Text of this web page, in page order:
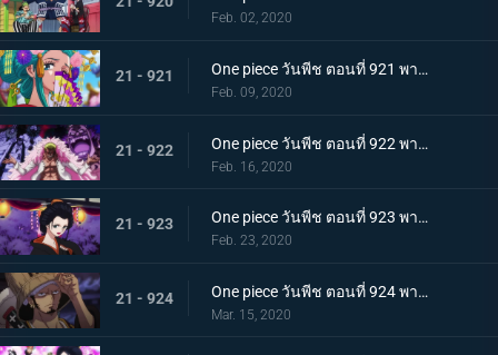
Feb. 02, 2020
21 - 921 One piece วันพีช ตอนที่ 921 พากย์ไทย ความงดงามตระการตา สาวงามแห่งประเทศวาโนะ โคมุราซากิ
Feb. 09, 2020
21 - 922 One piece วันพีช ตอนที่ 922 พากย์ไทย ตำนานลูกผู้ชาย! การเดินทางของโซโลและโทโนะยาสุ!
Feb. 16, 2020
21 - 923 One piece วันพีช ตอนที่ 923 พากย์ไทย สถานการณ์ฉุกเฉิน บิ๊กมัมย่างกรายสู่วาโนะ!
Feb. 23, 2020
21 - 924 One piece วันพีช ตอนที่ 924 พากย์ไทย เมืองในความโกลาหล! นักฆ่าหน้าใหม่ที่หมายหัวซันจิ
Mar. 15, 2020